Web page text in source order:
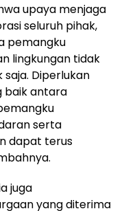
upaya menjaga
seluruh pihak,
pemangku
lingkungan tidak
Diperlukan
baik antara
serta
dapat terus
juga
yang diterima